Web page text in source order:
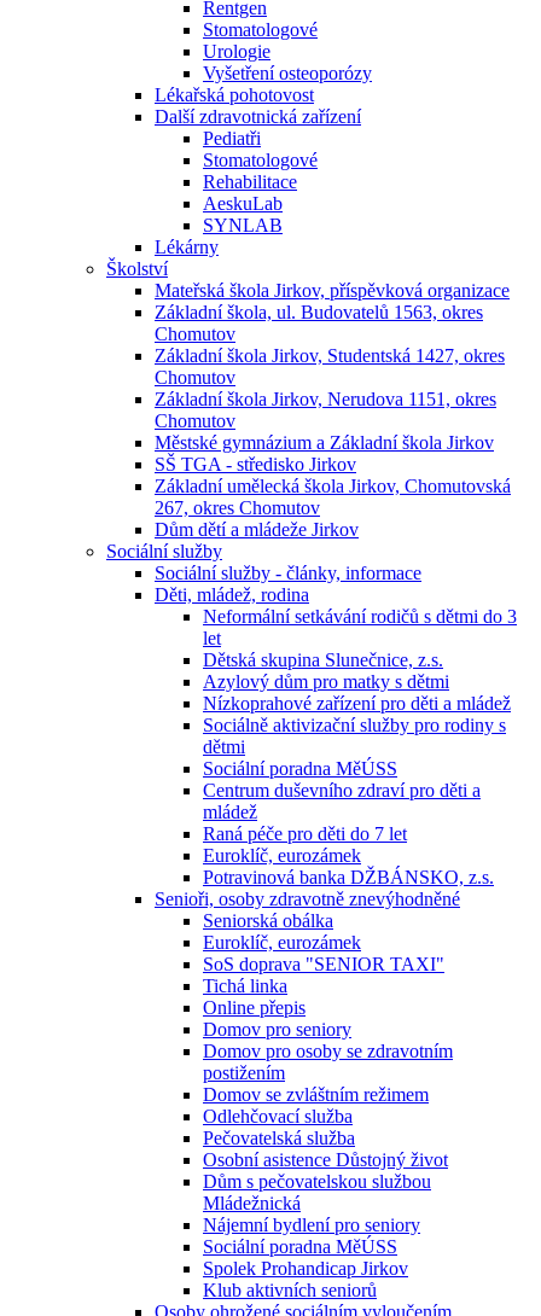
Rentgen
Stomatologové
Urologie
Vyšetření osteoporózy
Lékařská pohotovost
Další zdravotnická zařízení
Pediatři
Stomatologové
Rehabilitace
AeskuLab
SYNLAB
Lékárny
Školství
Mateřská škola Jirkov, příspěvková organizace
Základní škola, ul. Budovatelů 1563, okres
Chomutov
Základní škola Jirkov, Studentská 1427, okres
Chomutov
Základní škola Jirkov, Nerudova 1151, okres
Chomutov
Městské gymnázium a Základní škola Jirkov
SŠ TGA - středisko Jirkov
Základní umělecká škola Jirkov, Chomutovská
267, okres Chomutov
Dům dětí a mládeže Jirkov
Sociální služby
Sociální služby - články, informace
Děti, mládež, rodina
Neformální setkávání rodičů s dětmi do 3
let
Dětská skupina Slunečnice, z.s.
Azylový dům pro matky s dětmi
Nízkoprahové zařízení pro děti a mládež
Sociálně aktivizační služby pro rodiny s
dětmi
Sociální poradna MěÚSS
Centrum duševního zdraví pro děti a
mládež
Raná péče pro děti do 7 let
Euroklíč, eurozámek
Potravinová banka DŽBÁNSKO, z.s.
Senioři, osoby zdravotně znevýhodněné
Seniorská obálka
Euroklíč, eurozámek
SoS doprava "SENIOR TAXI"
Tichá linka
Online přepis
Domov pro seniory
Domov pro osoby se zdravotním
postižením
Domov se zvláštním režimem
Odlehčovací služba
Pečovatelská služba
Osobní asistence Důstojný život
Dům s pečovatelskou službou
Mládežnická
Nájemní bydlení pro seniory
Sociální poradna MěÚSS
Spolek Prohandicap Jirkov
Klub aktivních seniorů
Osoby ohrožené sociálním vyloučením